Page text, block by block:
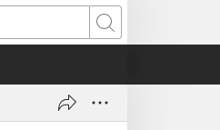
Pangitaa